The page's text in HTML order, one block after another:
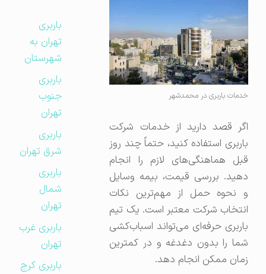
خدمات باربری در محمدشهر
اگر قصد دارید از خدمات شرکت
باربری استفاده کنید، حتماً چند روز
قبل هماهنگی‌های لازم را انجام
دهید. بررسی قیمت، بیمه وسایل
و نحوه حمل از مهم‌ترین نکات
انتخاب شرکت معتبر است. یک تیم
باربری حرفه‌ای می‌تواند اسباب‌کشی
شما را بدون دغدغه و در کمترین
زمان ممکن انجام دهد.
باربری
تهران به
شهرستان
باربری
جنوب
تهران
باربری
شرق تهران
باربری
شمال
تهران
باربری غرب
تهران
باربری کرج